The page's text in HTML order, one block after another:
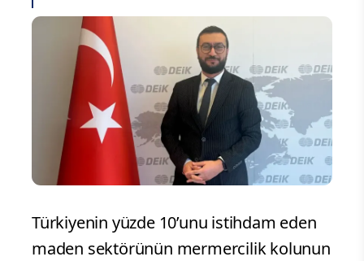
Türkiyenin yüzde 10’unu istihdam eden
maden sektörünün mermercilik kolunun